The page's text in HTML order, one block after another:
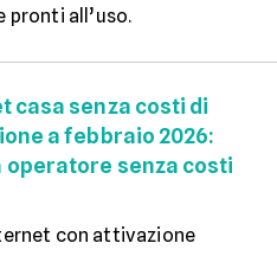
pronti all’uso.
casa senza costi di
a febbraio 2026:
operatore senza costi
con attivazione